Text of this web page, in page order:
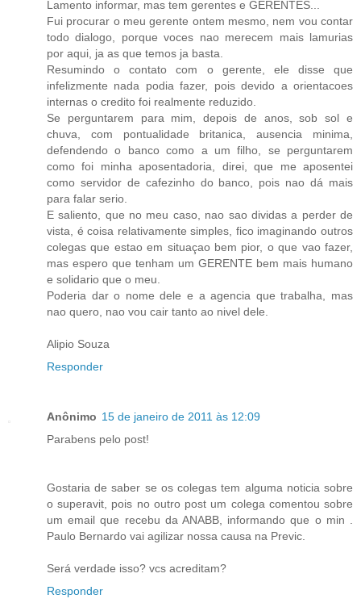
Lamento informar, mas tem gerentes e GERENTES...
Fui procurar o meu gerente ontem mesmo, nem vou contar
todo dialogo, porque voces nao merecem mais lamurias
por aqui, ja as que temos ja basta.
Resumindo o contato com o gerente, ele disse que
infelizmente nada podia fazer, pois devido a orientacoes
internas o credito foi realmente reduzido.
Se perguntarem para mim, depois de anos, sob sol e
chuva, com pontualidade britanica, ausencia minima,
defendendo o banco como a um filho, se perguntarem
como foi minha aposentadoria, direi, que me aposentei
como servidor de cafezinho do banco, pois nao dá mais
para falar serio.
E saliento, que no meu caso, nao sao dividas a perder de
vista, é coisa relativamente simples, fico imaginando outros
colegas que estao em situaçao bem pior, o que vao fazer,
mas espero que tenham um GERENTE bem mais humano
e solidario que o meu.
Poderia dar o nome dele e a agencia que trabalha, mas
nao quero, nao vou cair tanto ao nivel dele.
Alipio Souza
Responder
Anônimo 15 de janeiro de 2011 às 12:09
Parabens pelo post!
Gostaria de saber se os colegas tem alguma noticia sobre
o superavit, pois no outro post um colega comentou sobre
um email que recebu da ANABB, informando que o min .
Paulo Bernardo vai agilizar nossa causa na Previc.
Será verdade isso? vcs acreditam?
Responder